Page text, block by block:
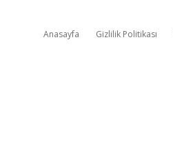
Anasayfa Gizlilik Politikası